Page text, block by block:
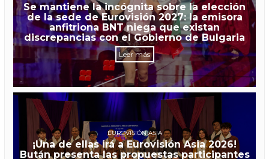
Se mantiene la incógnita sobre la elección
de la sede de Eurovisión 2027: la emisora
anfitriona BNT niega que existan
discrepancias con el Gobierno de Bulgaria
Leer más
EUROVISIÓN ASIA
¡Una de ellas irá a Eurovisión Asia 2026!
Bután presenta las propuestas participantes